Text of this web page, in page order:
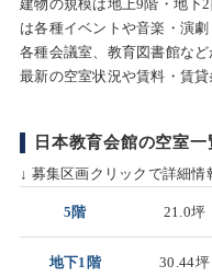
建物の規模は地上9階・地下
は各種イベントや音楽・演
各種会議室、教育図書館な
最新の空室状況や賃料・賃
日本教育会館の空室一
↓ 募集区画クリックで詳細情
5階 21.0坪
地下1階 30.44坪